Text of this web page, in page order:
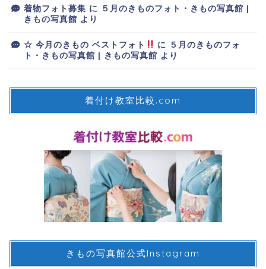
着物フォト募集 に
５月のきものフォト・きもの写真館 |
きもの写真館 より
☆ 今月のきもの ベストフォト に
５月のきものフォ
ト・きもの写真館 | きもの写真館 より
着付け教室比較.com
きもの写真館公式Instagram